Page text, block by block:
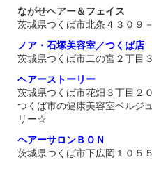
ながせヘアー＆フェイス
茨城県つくば市北条４３０９
ノア・石塚美容室／つくば店
茨城県つくば市二の宮２丁目
ヘアーストーリー
茨城県つくば市花畑３丁目２
つくば市の健康美容室ベルジ
リー☆
ヘアーサロンＢＯＮ
茨城県つくば市下広岡１０５